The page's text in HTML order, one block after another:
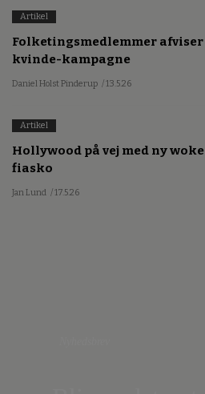
Artikel
Folketingsmedlemmer afviser
kvinde-kampagne
Daniel Holst Pinderup / 13.5.26
Artikel
Hollywood på vej med ny woke
fiasko
Jan Lund / 17.5.26